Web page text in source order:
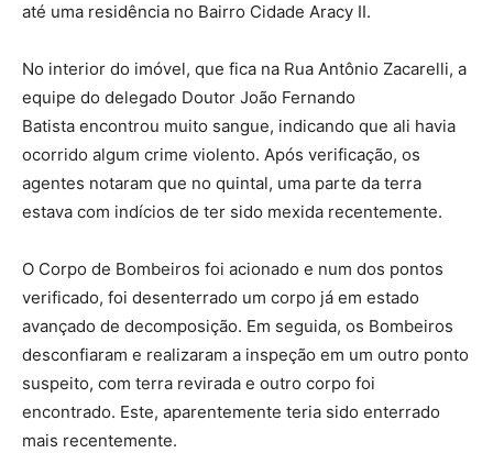
até uma residência no Bairro Cidade Aracy II.
No interior do imóvel, que fica na Rua Antônio Zacarelli, a
equipe do delegado Doutor João Fernando
Batista encontrou muito sangue, indicando que ali havia
ocorrido algum crime violento. Após verificação, os
agentes notaram que no quintal, uma parte da terra
estava com indícios de ter sido mexida recentemente.
O Corpo de Bombeiros foi acionado e num dos pontos
verificado, foi desenterrado um corpo já em estado
avançado de decomposição. Em seguida, os Bombeiros
desconfiaram e realizaram a inspeção em um outro ponto
suspeito, com terra revirada e outro corpo foi
encontrado. Este, aparentemente teria sido enterrado
mais recentemente.